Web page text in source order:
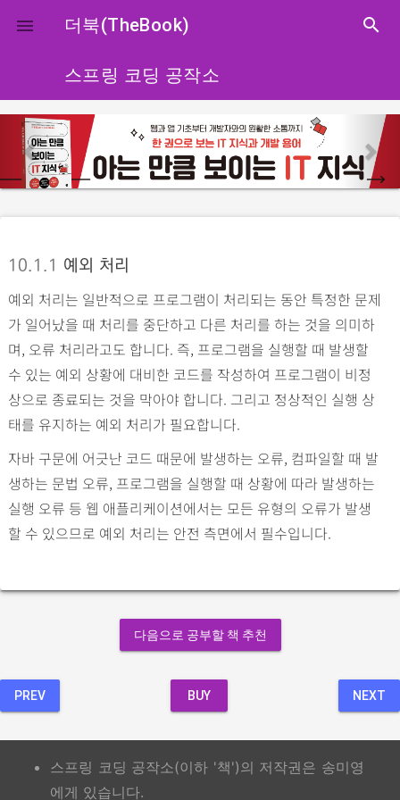
close
 더북(TheBook) search
스프링 코딩 공작소
p
r
e
u
s
e
x
10.1.1 예외 처리
예외 처리는 일반적으로 프로그램이 처리되는 동안 특정한 문제
가 일어났을 때 처리를 중단하고 다른 처리를 하는 것을 의미하
며, 오류 처리라고도 합니다. 즉, 프로그램을 실행할 때 발생할
수 있는 예외 상황에 대비한 코드를 작성하여 프로그램이 비정
상으로 종료되는 것을 막아야 합니다. 그리고 정상적인 실행 상
태를 유지하는 예외 처리가 필요합니다.
자바 구문에 어긋난 코드 때문에 발생하는 오류, 컴파일할 때 발
생하는 문법 오류, 프로그램을 실행할 때 상황에 따라 발생하는
실행 오류 등 웹 애플리케이션에서는 모든 유형의 오류가 발생
할 수 있으므로 예외 처리는 안전 측면에서 필수입니다.
다음으로 공부할 책 추천
PREV BUY NEXT
스프링 코딩 공작소(이하 '책')의 저작권은 송미영
에게 있습니다.